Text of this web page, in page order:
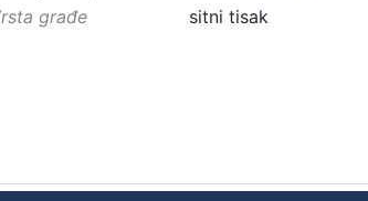
građe
sitni tisak